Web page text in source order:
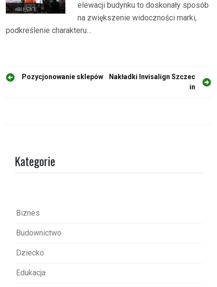
elewacji budynku to doskonały sposób
na zwiększenie widoczności marki,
podkreślenie charakteru…
N
Pozycjonowanie sklepów
Nakładki Invisalign Szczec
in
Kategorie
Biznes
Budownictwo
Dziecko
Edukacja